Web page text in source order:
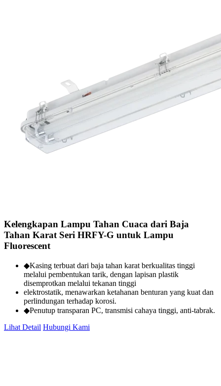
Kelengkapan Lampu Tahan Cuaca dari Baja
Tahan Karat Seri HRFY-G untuk Lampu
Fluorescent
◆Kasing terbuat dari baja tahan karat berkualitas tinggi
melalui pembentukan tarik, dengan lapisan plastik
disemprotkan melalui tekanan tinggi
elektrostatik, menawarkan ketahanan benturan yang kuat dan
perlindungan terhadap korosi.
◆Penutup transparan PC, transmisi cahaya tinggi, anti-tabrak.
Lihat Detail Hubungi Kami